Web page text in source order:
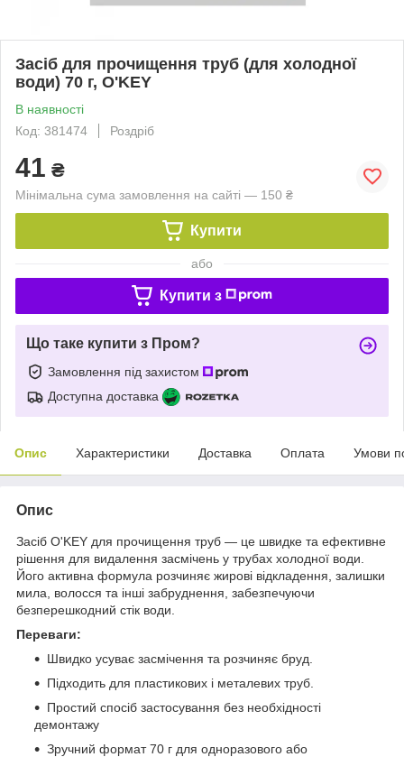
Засіб для прочищення труб (для холодної
води) 70 г, O'KEY
В наявності
Код: 381474
Роздріб
41 ₴
Мінімальна сума замовлення на сайті — 150 ₴
Купити
або
Купити з
Що таке купити з Пром?
Замовлення під захистом
Доступна доставка
Опис Характеристики Доставка Оплата Умови
Опис
Засіб O'KEY для прочищення труб — це швидке та ефективне
рішення для видалення засмічень у трубах холодної води.
Його активна формула розчиняє жирові відкладення, залишки
мила, волосся та інші забруднення, забезпечуючи
безперешкодний стік води.
Переваги:
Швидко усуває засмічення та розчиняє бруд.
Підходить для пластикових і металевих труб.
Простий спосіб застосування без необхідності
демонтажу
Зручний формат 70 г для одноразового або